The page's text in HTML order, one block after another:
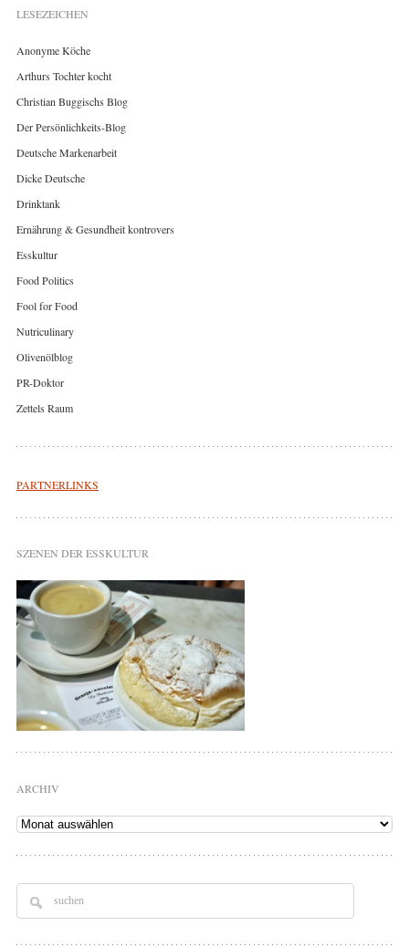
LESEZEICHEN
Anonyme Köche
Arthurs Tochter kocht
Christian Buggischs Blog
Der Persönlichkeits-Blog
Deutsche Markenarbeit
Dicke Deutsche
Drinktank
Ernährung & Gesundheit kontrovers
Esskultur
Food Politics
Fool for Food
Nutriculinary
Olivenölblog
PR-Doktor
Zettels Raum
PARTNERLINKS
SZENEN DER ESSKULTUR
ARCHIV
Archiv